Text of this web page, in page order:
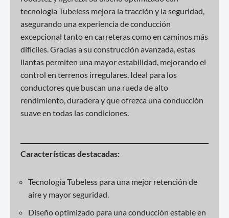
tecnología Tubeless mejora la tracción y la seguridad,
asegurando una experiencia de conducción
excepcional tanto en carreteras como en caminos más
difíciles. Gracias a su construcción avanzada, estas
llantas permiten una mayor estabilidad, mejorando el
control en terrenos irregulares. Ideal para los
conductores que buscan una rueda de alto
rendimiento, duradera y que ofrezca una conducción
suave en todas las condiciones.
Características destacadas:
Tecnología Tubeless para una mejor retención de
aire y mayor seguridad.
Diseño optimizado para una conducción estable en